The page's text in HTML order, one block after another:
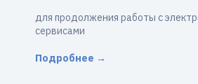
для продолжения работы с
сервисами
Подробнее →